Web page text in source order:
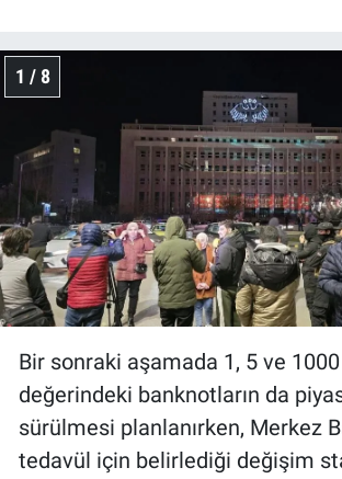
1 / 8
Bir sonraki aşamada 1, 5 ve
değerindeki banknotların da
sürülmesi planlanırken, Merkez
tedavül için belirlediği değişim